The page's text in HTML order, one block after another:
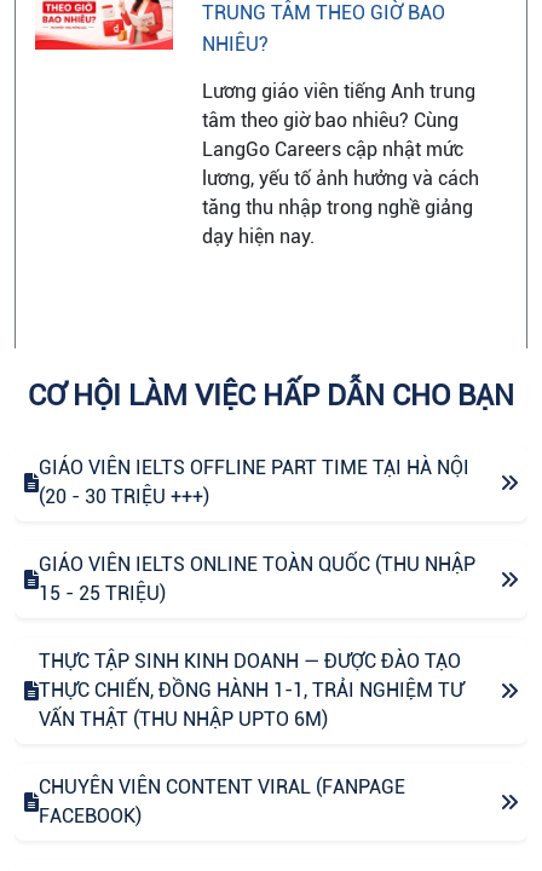
TRUNG TÂM THEO GIỜ BAO
NHIÊU?
Lương giáo viên tiếng Anh trung
tâm theo giờ bao nhiêu? Cùng
LangGo Careers cập nhật mức
lương, yếu tố ảnh hưởng và cách
tăng thu nhập trong nghề giảng
dạy hiện nay.
CƠ HỘI LÀM VIỆC HẤP DẪN CHO BẠN
GIÁO VIÊN IELTS OFFLINE PART TIME TẠI HÀ NỘI
(20 - 30 TRIỆU +++)
GIÁO VIÊN IELTS ONLINE TOÀN QUỐC (THU NHẬP
15 - 25 TRIỆU)
THỰC TẬP SINH KINH DOANH — ĐƯỢC ĐÀO TẠO
THỰC CHIẾN, ĐỒNG HÀNH 1-1, TRẢI NGHIỆM TƯ
VẤN THẬT (THU NHẬP UPTO 6M)
CHUYÊN VIÊN CONTENT VIRAL (FANPAGE
FACEBOOK)